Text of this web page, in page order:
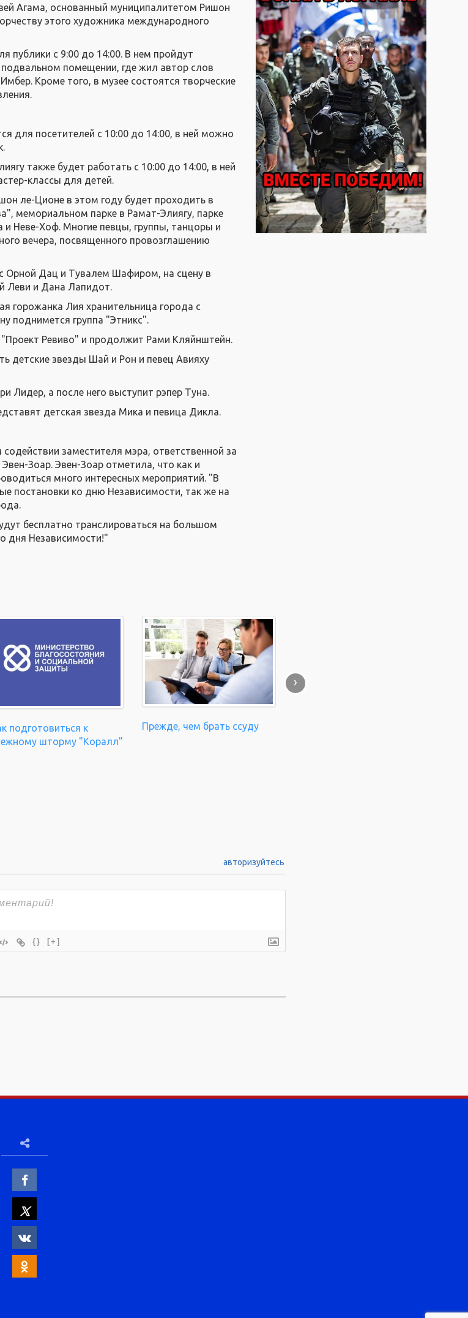
Агама, основанный муниципалитетом Ришон
этого художника международного
публики с 9:00 до 14:00. В нем пройдут
подвальном помещении, где жил автор слов
Кроме того, в музее состоятся творческие
для посетителей с 10:00 до 14:00, в ней можно
также будет работать с 10:00 до 14:00, в ней
классы для детей.
ле-Ционе в этом году будет проходить в
мемориальном парке в Рамат-Элиягу, парке
Неве-Хоф. Многие певцы, группы, танцоры и
вечера, посвященного провозглашению
Орной Дац и Тувалем Шафиром, на сцену в
Леви и Дана Лапидот.
горожанка Лия хранительница города с
поднимется группа "Этникс".
Ревиво" и продолжит Рами Кляйнштейн.
детские звезды Шай и Рон и певец Авияху
Лидер, а после него выступит рэпер Туна.
детская звезда Мика и певица Дикла.
заместителя мэра, ответственной за
Зоар. Эвен-Зоар отметила, что как и
много интересных мероприятий. "В
постановки ко дню Независимости, так же на
бесплатно транслироваться на большом
дня Независимости!"
подготовиться к
шторму "Коралл"
Прежде, чем брать ссуду
›
авторизуйтесь
{} [+]